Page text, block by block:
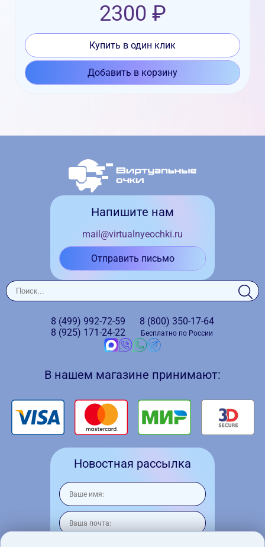
2300 ₽
Купить в один клик
Добавить в корзину
Напишите нам
mail@virtualnyeochki.ru
Отправить письмо
8 (499) 992-72-59
8 (925) 171-24-22
8 (800) 350-17-64
Бесплатно по России
В нашем магазине принимают:
Новостная рассылка